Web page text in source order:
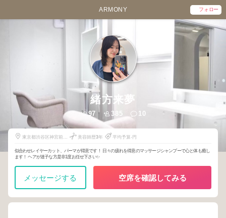
ARMONY フォロー
緒方来夢
97 385 10
東京都渋谷区神宮前6-
美容師歴3年 平均予算-円
似合わせレイヤーカット、パーマが得意です！ 日々の疲れを得意のマッサージシャンプーで心と体も癒し
ます！ ヘアが迷子な方是非1度お任せ下さい✨️
メッセージする 空席を確認してみる